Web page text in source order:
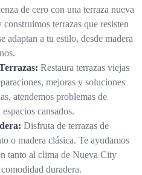
de cero con una terraza nueva
terrazas que resisten
adaptan a tu estilo, desde madera
Restaura terrazas viejas
mejoras y soluciones
atendemos problemas de
cansados.
Disfruta de terrazas de
o madera clásica. Te ayudamos
tanto al clima de Nueva City
duradera.